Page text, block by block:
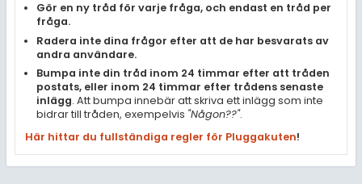
Gör en ny tråd för varje fråga, och endast en tråd per
fråga.
Radera inte dina frågor efter att de har besvarats av
andra användare.
Bumpa inte din tråd inom 24 timmar efter att tråden
postats, eller inom 24 timmar efter trådens senaste
inlägg. Att bumpa innebär att skriva ett inlägg som inte
bidrar till tråden, exempelvis "Någon??".
Här hittar du fullständiga regler för Pluggakuten!
Regler
För lärare
1 inloggade
Om Pluggakuten